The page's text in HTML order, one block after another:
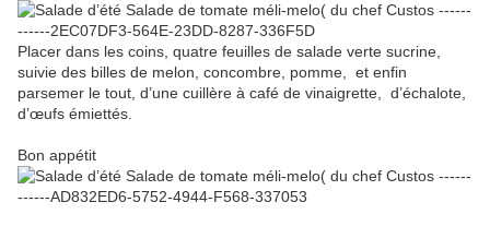
Placer dans les coins, quatre feuilles de salade verte sucrine,
suivie des billes de melon, concombre, pomme, et enfin
parsemer le tout, d’une cuillère à café de vinaigrette, d’échalote,
d’œufs émiettés.
Bon appétit